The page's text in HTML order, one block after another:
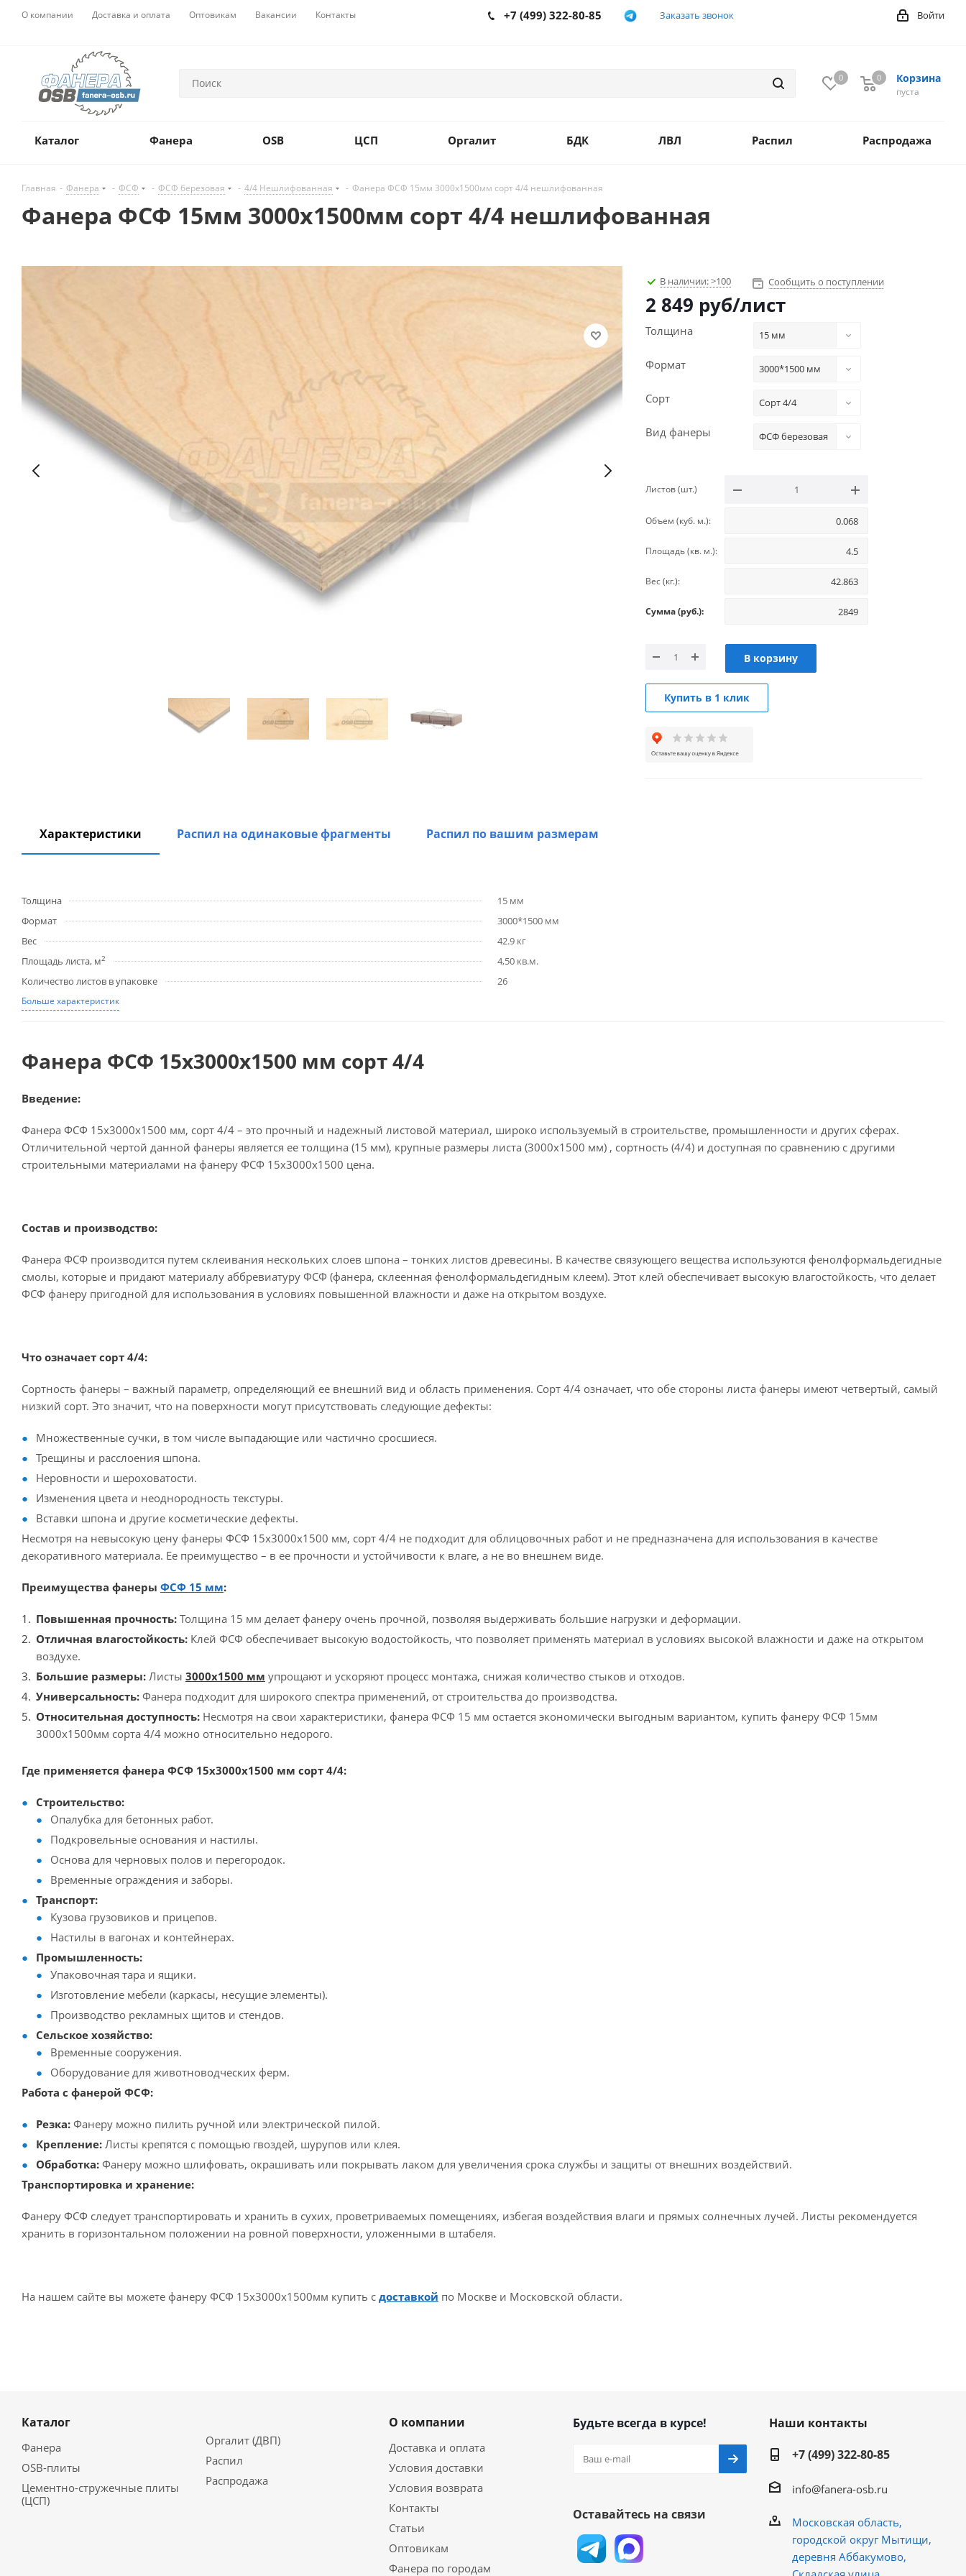
О компании Доставка и оплата Оптовикам Вакансии Контакты Войти
+7 (499) 322-80-85 Заказать звонок
0 Корзина
0
пуста
0
Каталог Фанера OSB ЦСП Оргалит БДК ЛВЛ Распил Распродажа
Главная - Фанера - ФСФ - ФСФ березовая - 4/4 Нешлифованная - Фанера ФСФ 15мм 3000х1500мм сорт 4/4 нешлифованная
Фанера ФСФ 15мм 3000х1500мм сорт 4/4 нешлифованная
В наличии:>100 Сообщить о поступлении
2 849 руб/лист
Толщина 15 мм
Формат 3000*1500 мм
Сорт Сорт 4/4
Вид фанеры ФСФ березовая
Листов (шт.)
Объем (куб. м.):
Площадь (кв. м.):
Вес (кг.):
Сумма (руб.):
В корзину
Купить в 1 клик
Характеристики Распил на одинаковые фрагменты Распил по вашим размерам
Толщина
15 мм
Формат
3000*1500 мм
Вес
42.9 кг
Площадь листа, м2
4,50 кв.м.
Количество листов в упаковке
26
Больше характеристик
Фанера ФСФ 15х3000х1500 мм сорт 4/4
Введение:
Фанера ФСФ 15х3000х1500 мм, сорт 4/4 – это прочный и надежный листовой материал, широко используемый в строительстве, промышленности и других сферах.
Отличительной чертой данной фанеры является ее толщина (15 мм), крупные размеры листа (3000х1500 мм) , сортность (4/4) и доступная по сравнению с другими
строительными материалами на фанеру ФСФ 15х3000х1500 цена.
Состав и производство:
Фанера ФСФ производится путем склеивания нескольких слоев шпона – тонких листов древесины. В качестве связующего вещества используются фенолформальдегидные
смолы, которые и придают материалу аббревиатуру ФСФ (фанера, склеенная фенолформальдегидным клеем). Этот клей обеспечивает высокую влагостойкость, что делает
ФСФ фанеру пригодной для использования в условиях повышенной влажности и даже на открытом воздухе.
Что означает сорт 4/4:
Сортность фанеры – важный параметр, определяющий ее внешний вид и область применения. Сорт 4/4 означает, что обе стороны листа фанеры имеют четвертый, самый
низкий сорт. Это значит, что на поверхности могут присутствовать следующие дефекты:
Множественные сучки, в том числе выпадающие или частично сросшиеся.
Трещины и расслоения шпона.
Неровности и шероховатости.
Изменения цвета и неоднородность текстуры.
Вставки шпона и другие косметические дефекты.
Несмотря на невысокую цену фанеры ФСФ 15х3000х1500 мм, сорт 4/4 не подходит для облицовочных работ и не предназначена для использования в качестве
декоративного материала. Ее преимущество – в ее прочности и устойчивости к влаге, а не во внешнем виде.
Преимущества фанеры ФСФ 15 мм:
Повышенная прочность: Толщина 15 мм делает фанеру очень прочной, позволяя выдерживать большие нагрузки и деформации.
Отличная влагостойкость: Клей ФСФ обеспечивает высокую водостойкость, что позволяет применять материал в условиях высокой влажности и даже на открытом
воздухе.
Большие размеры: Листы 3000х1500 мм упрощают и ускоряют процесс монтажа, снижая количество стыков и отходов.
Универсальность: Фанера подходит для широкого спектра применений, от строительства до производства.
Относительная доступность: Несмотря на свои характеристики, фанера ФСФ 15 мм остается экономически выгодным вариантом, купить фанеру ФСФ 15мм
3000х1500мм сорта 4/4 можно относительно недорого.
Где применяется фанера ФСФ 15х3000х1500 мм сорт 4/4:
Строительство:
Опалубка для бетонных работ.
Подкровельные основания и настилы.
Основа для черновых полов и перегородок.
Временные ограждения и заборы.
Транспорт:
Кузова грузовиков и прицепов.
Настилы в вагонах и контейнерах.
Промышленность:
Упаковочная тара и ящики.
Изготовление мебели (каркасы, несущие элементы).
Производство рекламных щитов и стендов.
Сельское хозяйство:
Временные сооружения.
Оборудование для животноводческих ферм.
Работа с фанерой ФСФ:
Резка: Фанеру можно пилить ручной или электрической пилой.
Крепление: Листы крепятся с помощью гвоздей, шурупов или клея.
Обработка: Фанеру можно шлифовать, окрашивать или покрывать лаком для увеличения срока службы и защиты от внешних воздействий.
Транспортировка и хранение:
Фанеру ФСФ следует транспортировать и хранить в сухих, проветриваемых помещениях, избегая воздействия влаги и прямых солнечных лучей. Листы рекомендуется
хранить в горизонтальном положении на ровной поверхности, уложенными в штабеля.
На нашем сайте вы можете фанеру ФСФ 15х3000х1500мм купить с доставкой по Москве и Московской области.
Каталог
Фанера
OSB-плиты
Цементно-стружечные плиты
(ЦСП)
Оргалит (ДВП)
Распил
Распродажа
О компании
Доставка и оплата
Условия доставки
Условия возврата
Контакты
Статьи
Оптовикам
Фанера по городам
Будьте всегда в курсе!
Оставайтесь на связи
Наши контакты
+7 (499) 322-80-85
info@fanera-osb.ru
Московская область,
городской округ Мытищи,
деревня Аббакумово,